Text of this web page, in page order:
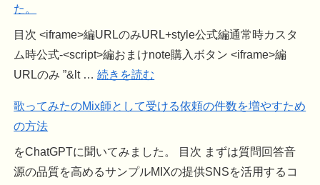
た。
目次 <iframe>編URLのみURL+style公式編通常時カスタ
ム時公式-<script>編おまけnote購入ボタン <iframe>編
URLのみ ”&lt …続きを読む
歌ってみたのMix師として受ける依頼の件数を増やすため
の方法
をChatGPTに聞いてみました。 目次 まずは質問回答音
源の品質を高めるサンプルMIXの提供SNSを活用するコ